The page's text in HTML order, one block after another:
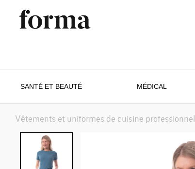
SANTÉ ET BEAUTÉ MÉDICAL
Vêtements et uniformes de cuisine professionnel